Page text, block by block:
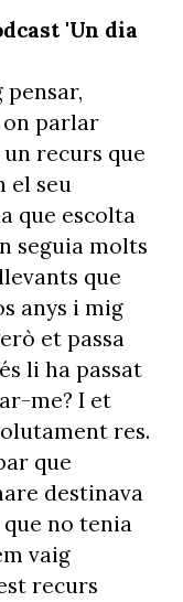
'Un dia
pensar,
parlar
recurs que
el seu
que escolta
seguia molts
que
anys i mig
et passa
li ha passat
me? I et
res.
que
destinava
no tenia
vaig
recurs